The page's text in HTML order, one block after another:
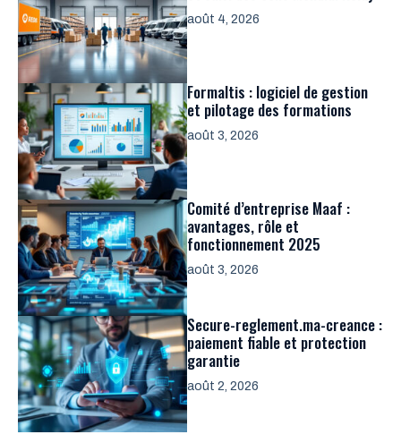
août 4, 2026
Formaltis : logiciel de gestion
et pilotage des formations
août 3, 2026
Comité d’entreprise Maaf :
avantages, rôle et
fonctionnement 2025
août 3, 2026
Secure-reglement.ma-creance :
paiement fiable et protection
garantie
août 2, 2026